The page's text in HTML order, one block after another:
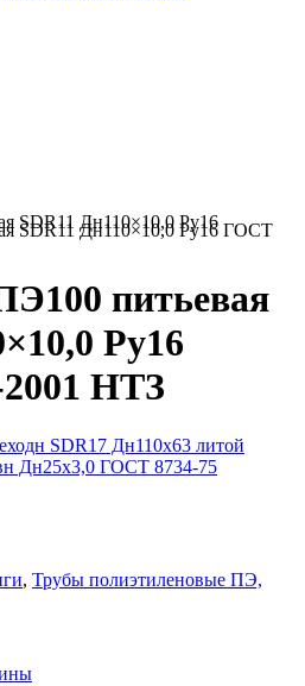
SDR11 Дн110×10,0 Ру16
питьевая
Ру16
НТЗ
SDR17 Дн110х63 литой
Дн25х3,0 ГОСТ 8734-75
, Трубы полиэтиленовые ПЭ,